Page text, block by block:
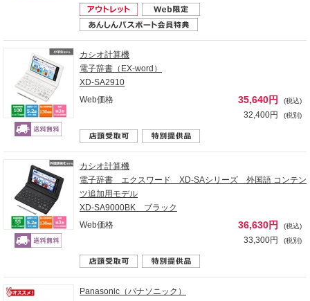
カシオ計算機
電子辞書（EX-word）
XD-SA2910
Web価格
35,640円 (税込)
32,400円 (税別)
カシオ計算機
電子辞書 エクスワード XD-SAシリーズ 外国語 コンテン
ツ追加用モデル
XD-SA9000BK ブラック
Web価格
36,630円 (税込)
33,300円 (税別)
Panasonic（パナソニック）